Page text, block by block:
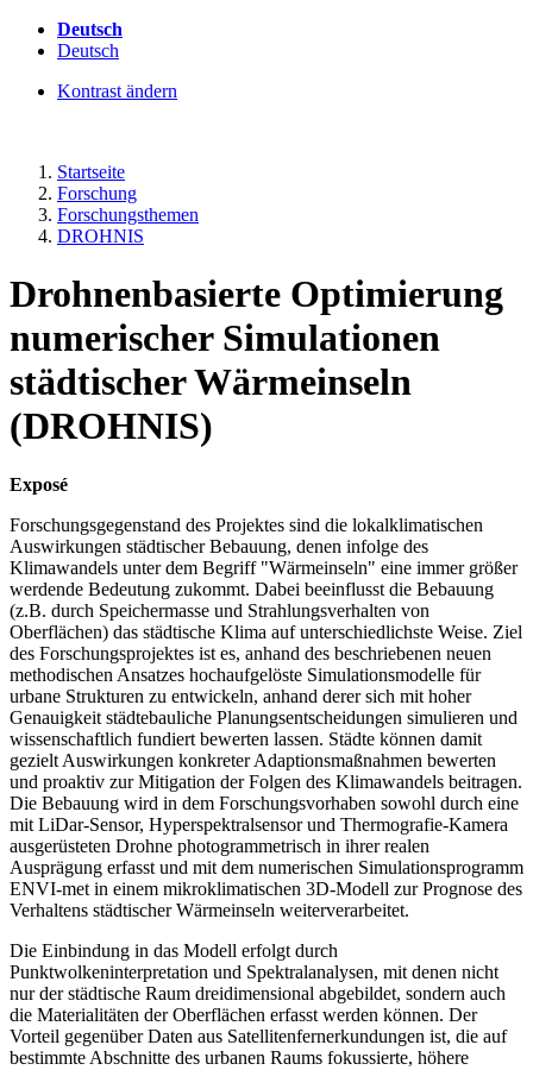
Deutsch
Deutsch
Kontrast ändern
Startseite
Forschung
Forschungsthemen
DROHNIS
Drohnenbasierte Optimierung
numerischer Simulationen
städtischer Wärmeinseln
(DROHNIS)
Exposé
Forschungsgegenstand des Projektes sind die lokalklimatischen
Auswirkungen städtischer Bebauung, denen infolge des
Klimawandels unter dem Begriff "Wärmeinseln" eine immer größer
werdende Bedeutung zukommt. Dabei beeinflusst die Bebauung
(z.B. durch Speichermasse und Strahlungsverhalten von
Oberflächen) das städtische Klima auf unterschiedlichste Weise. Ziel
des Forschungsprojektes ist es, anhand des beschriebenen neuen
methodischen Ansatzes hochaufgelöste Simulationsmodelle für
urbane Strukturen zu entwickeln, anhand derer sich mit hoher
Genauigkeit städtebauliche Planungsentscheidungen simulieren und
wissenschaftlich fundiert bewerten lassen. Städte können damit
gezielt Auswirkungen konkreter Adaptionsmaßnahmen bewerten
und proaktiv zur Mitigation der Folgen des Klimawandels beitragen.
Die Bebauung wird in dem Forschungsvorhaben sowohl durch eine
mit LiDar-Sensor, Hyperspektralsensor und Thermografie-Kamera
ausgerüsteten Drohne photogrammetrisch in ihrer realen
Ausprägung erfasst und mit dem numerischen Simulationsprogramm
ENVI-met in einem mikroklimatischen 3D-Modell zur Prognose des
Verhaltens städtischer Wärmeinseln weiterverarbeitet.
Die Einbindung in das Modell erfolgt durch
Punktwolkeninterpretation und Spektralanalysen, mit denen nicht
nur der städtische Raum dreidimensional abgebildet, sondern auch
die Materialitäten der Oberflächen erfasst werden können. Der
Vorteil gegenüber Daten aus Satellitenfernerkundungen ist, die auf
bestimmte Abschnitte des urbanen Raums fokussierte, höhere